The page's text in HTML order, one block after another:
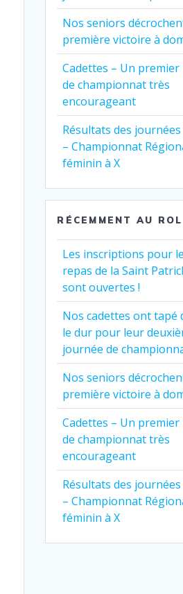
Nos seniors
première victoire à
Cadettes – Un premier
de championnat très
encourageant
Résultats des journées
– Championnat
féminin à X
RÉCEMMENT AU ROL
Les inscriptions pour le
repas de la Saint
sont ouvertes !
Nos cadettes ont tapé
le dur pour leur
journée de
Nos seniors
première victoire à
Cadettes – Un premier
de championnat très
encourageant
Résultats des journées
– Championnat
féminin à X